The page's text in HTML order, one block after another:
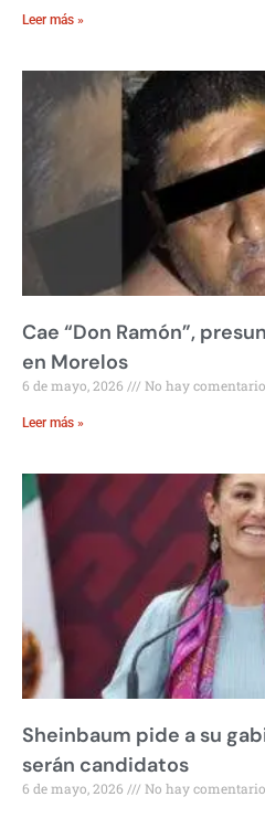
Leer más »
Cae “Don Ramón”,
en Morelos
6 de mayo, 2026 No hay
Leer más »
Sheinbaum pide a su
serán candidatos
6 de mayo, 2026 No hay